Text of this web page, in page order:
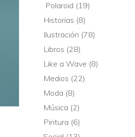
Polaroid (19)
Historias (8)
Ilustración (78)
Libros (28)
Like a Wave (8)
Medios (22)
Moda (8)
Música (2)
Pintura (6)